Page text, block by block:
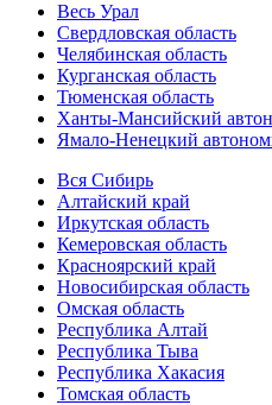
Весь Урал
Свердловская область
Челябинская область
Курганская область
Тюменская область
Ханты-Мансийский
Ямало-Ненецкий
Вся Сибирь
Алтайский край
Иркутская область
Кемеровская область
Красноярский край
Новосибирская область
Омская область
Республика Алтай
Республика Тыва
Республика Хакасия
Томская область